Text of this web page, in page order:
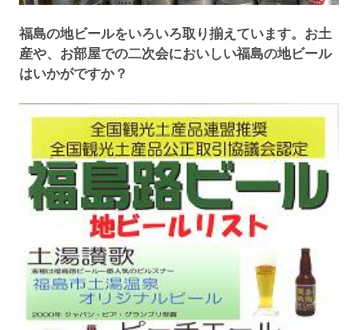
福島の地ビールをいろいろ取り揃えています。お土
産や、お部屋での二次会においしい福島の地ビール
はいかがですか？